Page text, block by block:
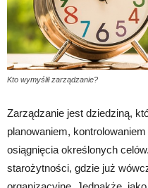
Kto wymyślił zarządzanie?
Zarządzanie jest dziedziną,
planowaniem,
osiągnięcia określonych
starożytności, gdzie już